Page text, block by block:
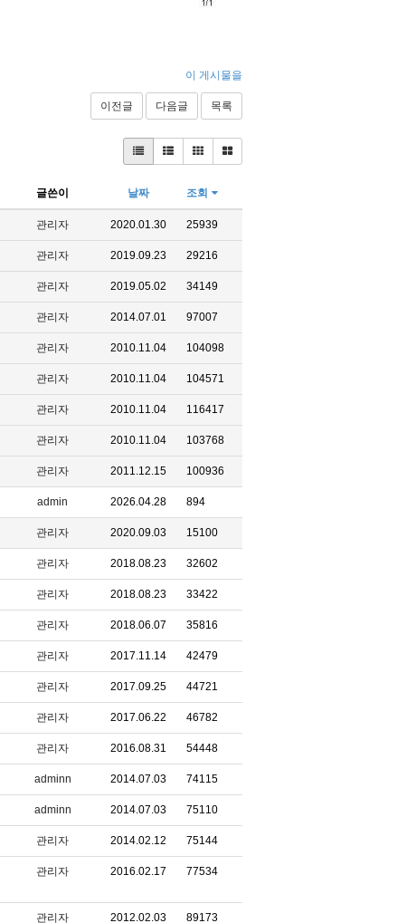
이 게시물을
이전글 다음글 목록
글쓴이 날짜 조회
관리자 2020.01.30 25939
관리자 2019.09.23 29216
관리자 2019.05.02 34149
관리자 2014.07.01 97007
관리자 2010.11.04 104098
관리자 2010.11.04 104571
관리자 2010.11.04 116417
관리자 2010.11.04 103768
관리자 2011.12.15 100936
admin 2026.04.28 894
관리자 2020.09.03 15100
관리자 2018.08.23 32602
관리자 2018.08.23 33422
관리자 2018.06.07 35816
관리자 2017.11.14 42479
관리자 2017.09.25 44721
관리자 2017.06.22 46782
관리자 2016.08.31 54448
adminn 2014.07.03 74115
adminn 2014.07.03 75110
관리자 2014.02.12 75144
관리자 2016.02.17 77534
관리자 2012.02.03 89173